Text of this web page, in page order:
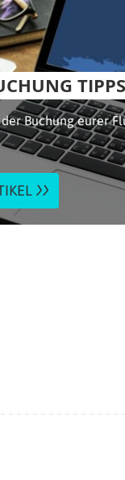
TIPPS
Buchung eurer